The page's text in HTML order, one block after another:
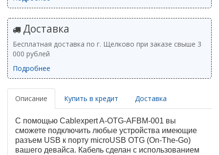
Доставка
Бесплатная доставка по г. Щелково при заказе свыше 3
000 рублей
Подробнее
Описание Купить в кредит Доставка
С помощью Cablexpert A-OTG-AFBM-001 вы
сможете подключить любые устройства имеющие
разъем USB к порту microUSB OTG (On-The-Go)
вашего девайса. Кабель сделан с использованием